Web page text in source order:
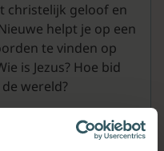
christelijk geloof en
helpt je op een
te vinden op
is Jezus? Hoe bid
wereld?
met
David, Mozes,